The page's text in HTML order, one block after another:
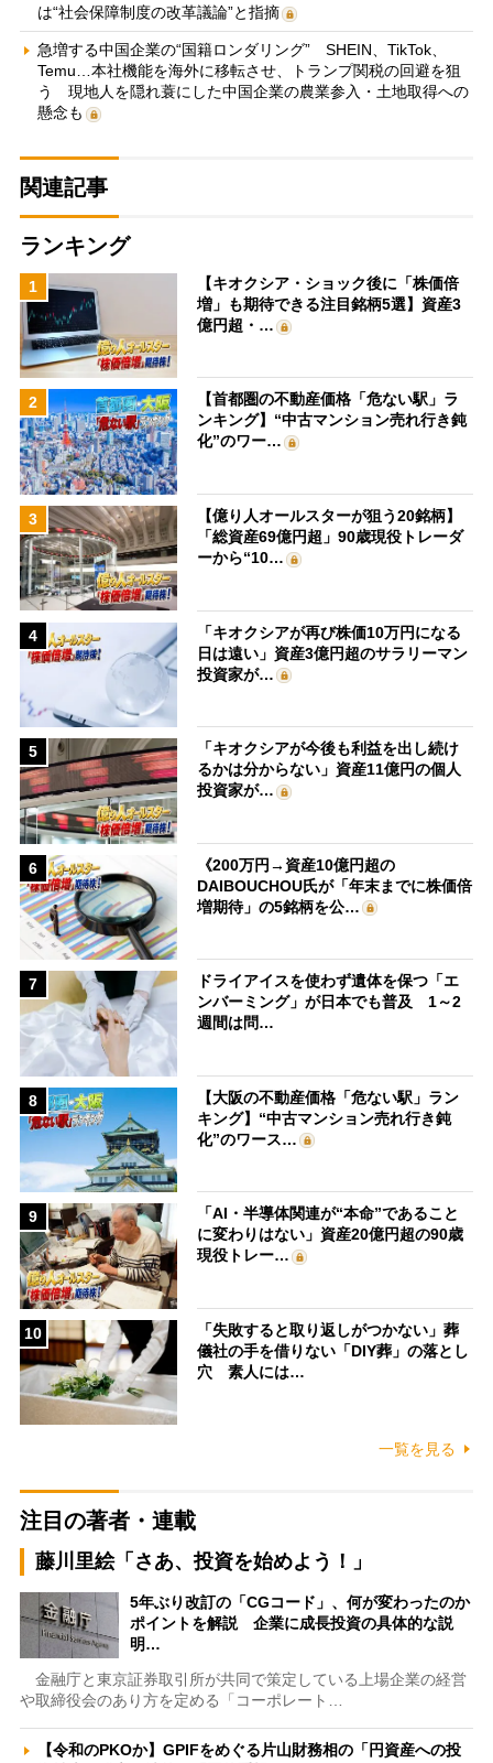
は“社会保障制度の改革議論”と指摘
急増する中国企業の“国籍ロンダリング” SHEIN、TikTok、
Temu…本社機能を海外に移転させ、トランプ関税の回避を狙
う 現地人を隠れ蓑にした中国企業の農業参入・土地取得への
懸念も
関連記事
ランキング
1
【キオクシア・ショック後に「株価倍
増」も期待できる注目銘柄5選】資産3
億円超・…
2
【首都圏の不動産価格「危ない駅」ラ
ンキング】“中古マンション売れ行き鈍
化”のワー…
3
【億り人オールスターが狙う20銘柄】
「総資産69億円超」90歳現役トレーダ
ーから“10…
4
「キオクシアが再び株価10万円になる
日は遠い」資産3億円超のサラリーマン
投資家が…
5
「キオクシアが今後も利益を出し続け
るかは分からない」資産11億円の個人
投資家が…
6
《200万円→資産10億円超の
DAIBOUCHOU氏が「年末までに株価倍
増期待」の5銘柄を公…
7
ドライアイスを使わず遺体を保つ「エ
ンバーミング」が日本でも普及 1～2
週間は問…
8
【大阪の不動産価格「危ない駅」ラン
キング】“中古マンション売れ行き鈍
化”のワース…
9
「AI・半導体関連が“本命”であること
に変わりはない」資産20億円超の90歳
現役トレー…
10
「失敗すると取り返しがつかない」葬
儀社の手を借りない「DIY葬」の落とし
穴 素人には…
一覧を見る
注目の著者・連載
藤川里絵「さあ、投資を始めよう！」
5年ぶり改訂の「CGコード」、何が変わったのか
ポイントを解説 企業に成長投資の具体的な説
明…
金融庁と東京証券取引所が共同で策定している上場企業の経営
や取締役会のあり方を定める「コーポレート…
【令和のPKOか】GPIFをめぐる片山財務相の「円資産への投